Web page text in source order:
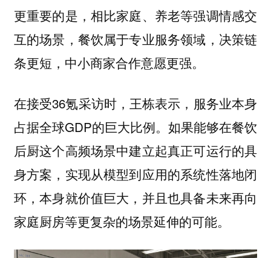
更重要的是，相比家庭、养老等强调情感交
互的场景，餐饮属于专业服务领域，决策链
条更短，中小商家合作意愿更强。
在接受36氪采访时，王栋表示，服务业本身
占据全球GDP的巨大比例。如果能够在餐饮
后厨这个高频场景中建立起真正可运行的具
身方案，实现从模型到应用的系统性落地闭
环，本身就价值巨大，并且也具备未来再向
家庭厨房等更复杂的场景延伸的可能。